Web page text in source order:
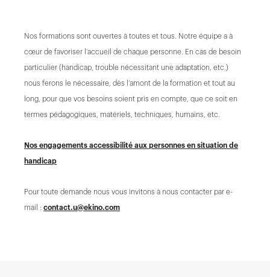
Nos formations sont ouvertes à toutes et tous. Notre équipe a à
cœur de favoriser l’accueil de chaque personne. En cas de besoin
particulier (handicap, trouble nécessitant une adaptation, etc.)
nous ferons le nécessaire, dès l’amont de la formation et tout au
long, pour que vos besoins soient pris en compte, que ce soit en
termes pédagogiques, matériels, techniques, humains, etc.
Nos engagements accessibilité aux personnes en situation de
handicap
Pour toute demande nous vous invitons à nous contacter par e-
mail : contact.u@ekino.com